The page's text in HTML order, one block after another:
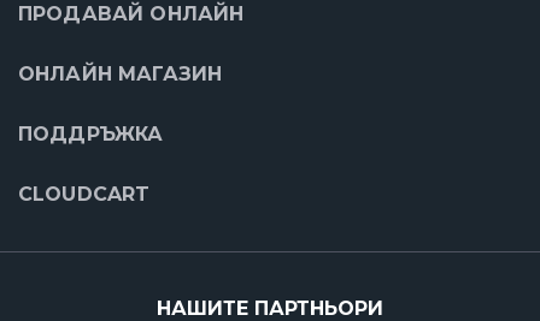
ПРОДАВАЙ ОНЛАЙН
ОНЛАЙН МАГАЗИН
ПОДДРЪЖКА
CLOUDCART
НАШИТЕ ПАРТНЬОРИ